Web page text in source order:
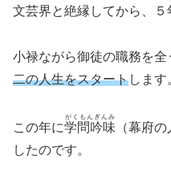
文芸界と絶縁してから、５
小禄ながら御徒の職務を全
二の人生をスタートします
この年に学問吟味
がくもんぎんみ
（幕府
したのです。